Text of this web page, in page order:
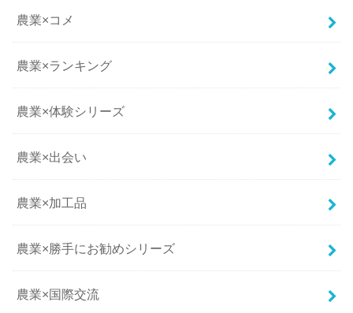
農業×コメ
農業×ランキング
農業×体験シリーズ
農業×出会い
農業×加工品
農業×勝手にお勧めシリーズ
農業×国際交流